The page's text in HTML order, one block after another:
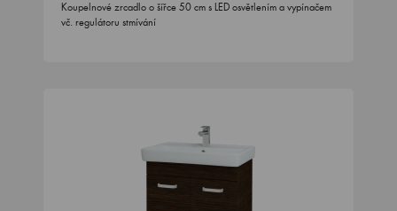
Koupelnové zrcadlo o šířce 50 cm s LED osvětlením a vypínačem
vč. regulátoru stmívání